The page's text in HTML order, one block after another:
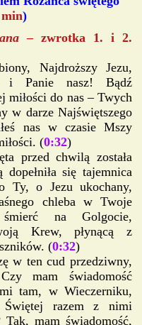
min)
– zwrotka 1. i 2.
Najdroższy Jezu,
i Panie nasz! Bądź
do nas – Twych
w darze Najświętszego
nas w czasie Mszy
(0:32)
przed chwilą została
się tajemnica
Ty, o Jezu ukochany,
chleba w Twoje
na Golgocie,
Krew, płynącą z
(0:32)
w ten cud przedziwny,
mam świadomość
tam, w Wieczerniku,
razem z nimi
mam świadomość,